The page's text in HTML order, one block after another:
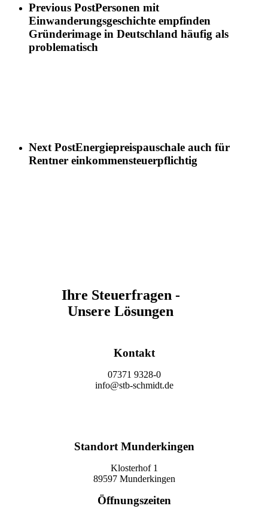
Previous PostPersonen mit
Einwanderungsgeschichte empfinden
Gründerimage in Deutschland häufig als
problematisch
Next PostEnergiepreispauschale auch für
Rentner einkommensteuerpflichtig
Ihre Steuerfragen -
Unsere Lösungen
Kontakt
07371 9328-0
info@stb-schmidt.de
Standort Munderkingen
Klosterhof 1
89597 Munderkingen
Öffnungszeiten